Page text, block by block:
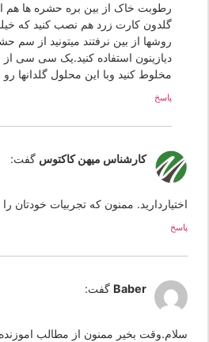
رطوبت خاک از بین بره حشره ها هم از
گلدون کارت زرد هم نصب کنید که خیلی
روشها از بین نرفتند میتونید از سم حشره
دیازینون استفاده کنید.یک سی سی از سم
مخلوط کنید وبا این محلول گلدانها رو
کارشناس میهن کاکتوس گفت:
ممنون که تجربیات خودتان را به
Baber گفت:
بخیر ممنون از مطالب